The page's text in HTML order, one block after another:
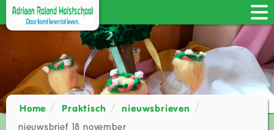
Home Praktisch
nieuwsbrieven
nieuwsbrief 18 november